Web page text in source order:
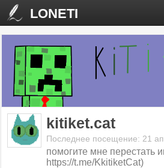
LONETI
kitiket.cat
Последнее посещение: 21
помогите мне перестать
https://t.me/KkitiketCat)